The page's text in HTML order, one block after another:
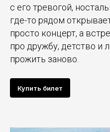
с его тревогой,
где-то рядом
просто концерт, а
про дружбу, детство и
прожить заново.
Купить билет